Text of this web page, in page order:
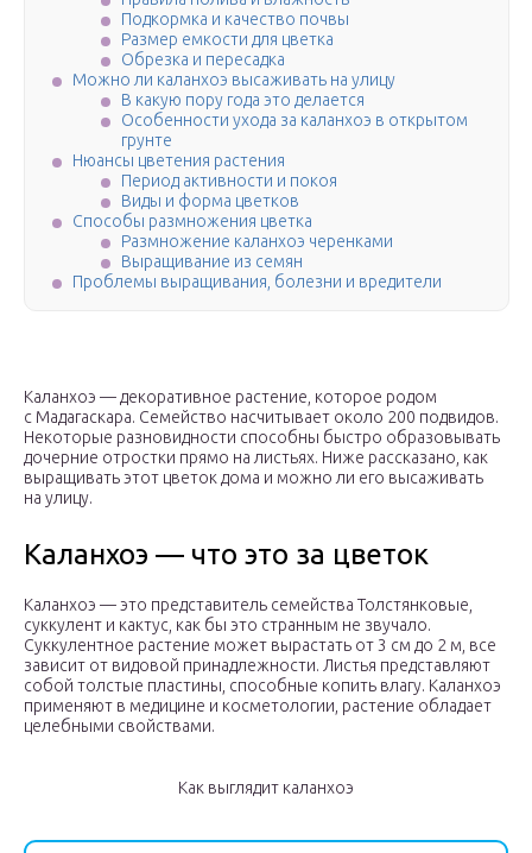
Подкормка и качество почвы
Размер емкости для цветка
Обрезка и пересадка
Можно ли каланхоэ высаживать на улицу
В какую пору года это делается
Особенности ухода за каланхоэ в открытом
грунте
Нюансы цветения растения
Период активности и покоя
Виды и форма цветков
Способы размножения цветка
Размножение каланхоэ черенками
Выращивание из семян
Проблемы выращивания, болезни и вредители
Каланхоэ — декоративное растение, которое родом
с Мадагаскара. Семейство насчитывает около 200 подвидов.
Некоторые разновидности способны быстро образовывать
дочерние отростки прямо на листьях. Ниже рассказано, как
выращивать этот цветок дома и можно ли его высаживать
на улицу.
Каланхоэ — что это за цветок
Каланхоэ — это представитель семейства Толстянковые,
суккулент и кактус, как бы это странным не звучало.
Суккулентное растение может вырастать от 3 см до 2 м, все
зависит от видовой принадлежности. Листья представляют
собой толстые пластины, способные копить влагу. Каланхоэ
применяют в медицине и косметологии, растение обладает
целебными свойствами.
Как выглядит каланхоэ